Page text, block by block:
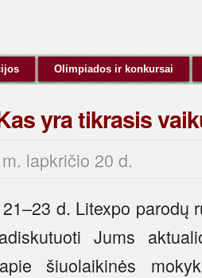
Olimpiados ir konkursai
yra tikrasis
lapkričio 20 d.
d. Litexpo parodų
Jums
šiuolaikinės